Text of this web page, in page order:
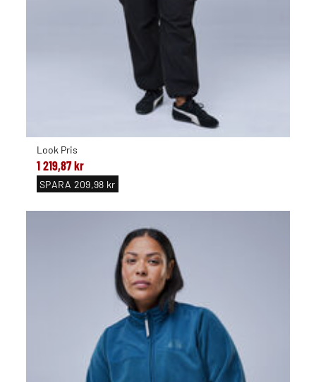
Look Pris
1 219,87 kr
SPARA 209,98 kr